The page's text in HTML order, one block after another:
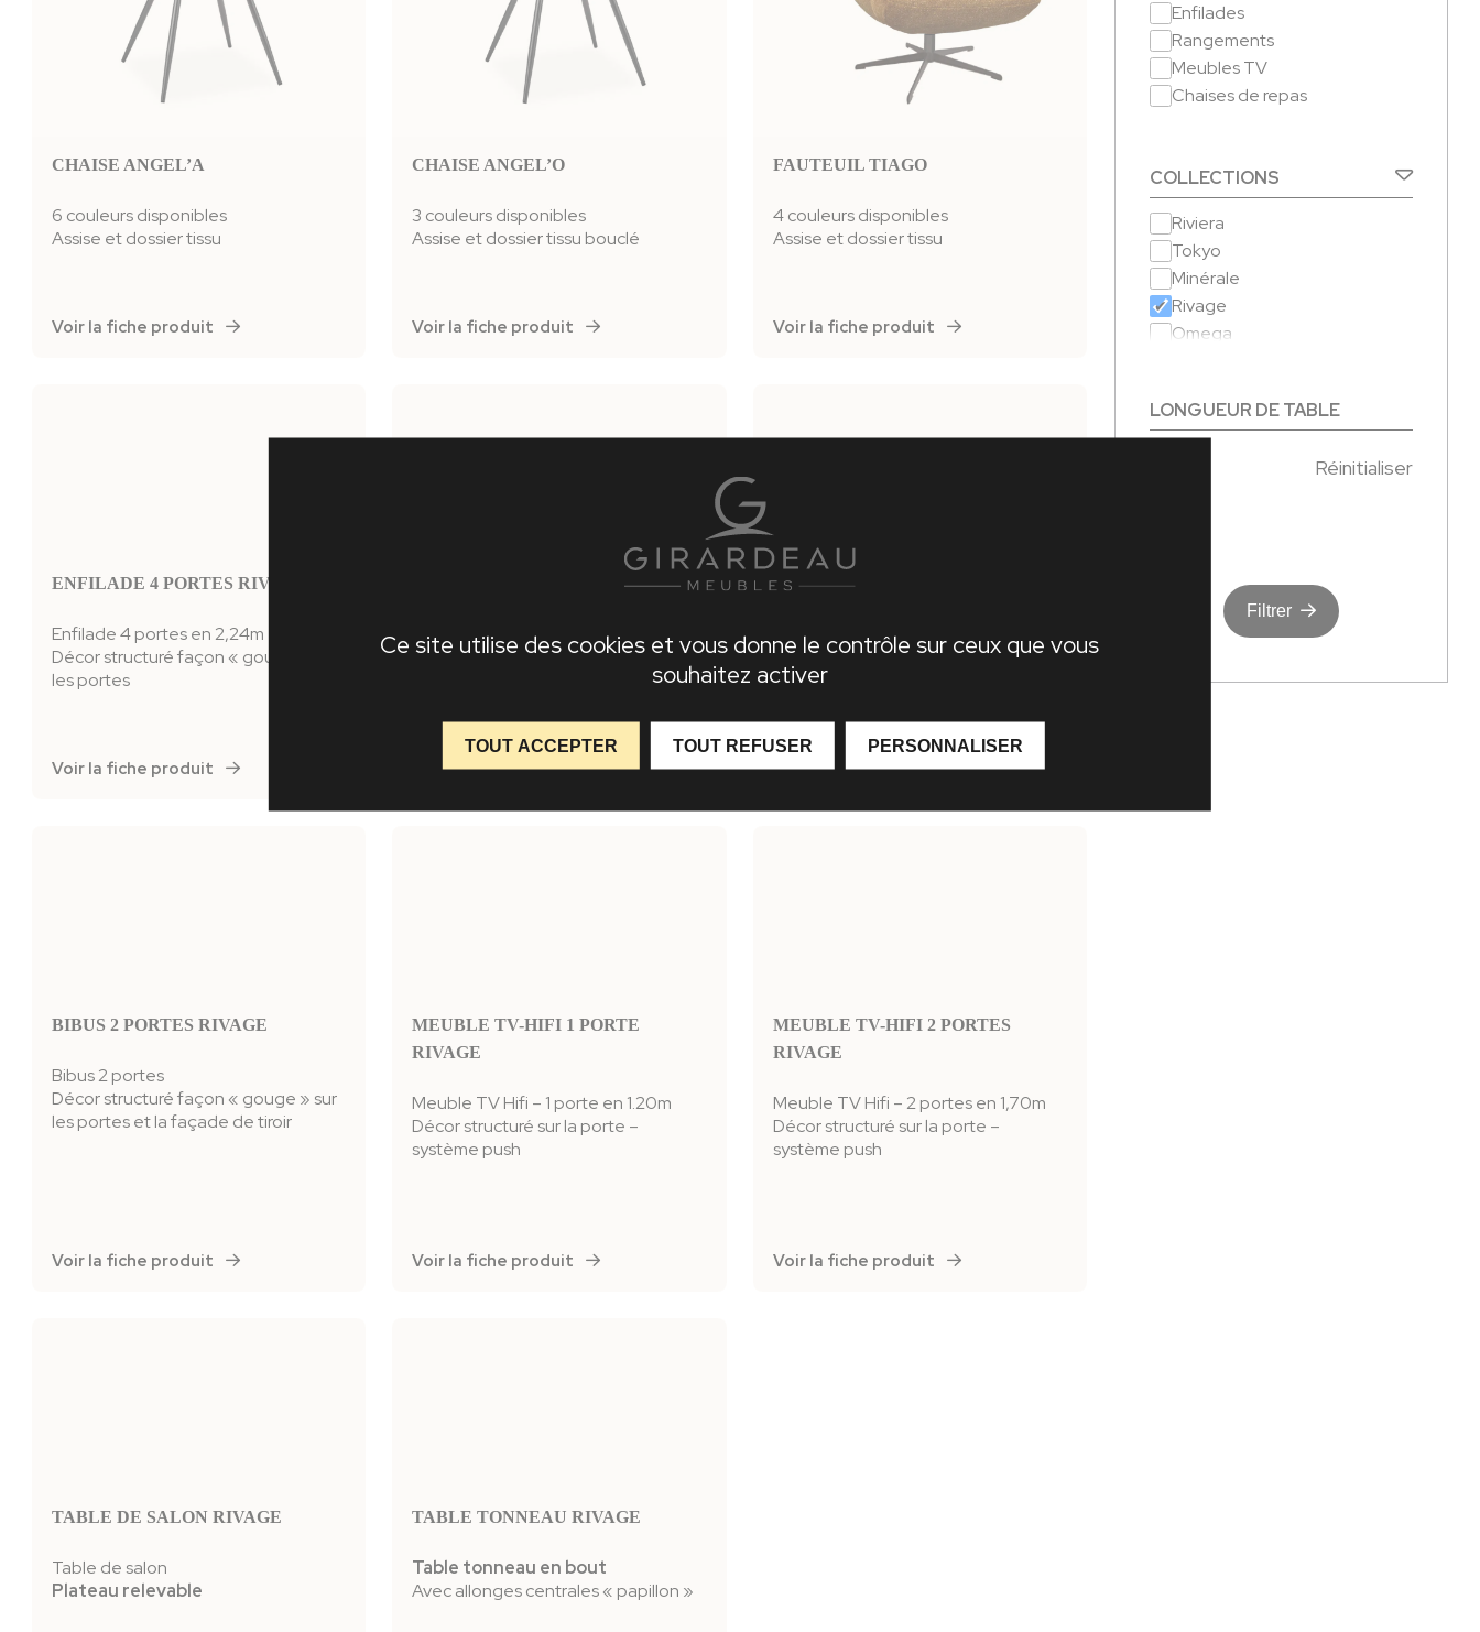
CHAISE ANGEL’A
6 couleurs disponibles
Assise et dossier tissu
Voir la fiche produit
CHAISE ANGEL’O
3 couleurs disponibles
Assise et dossier tissu bouclé
Voir la fiche produit
FAUTEUIL TIAGO
4 couleurs disponibles
Assise et dossier tissu
Voir la fiche produit
ENFILADE 4 PORTES RIVAGE
Enfilade 4 portes en 2,24m
Décor structuré façon « gouge » sur
les portes
Voir la fiche produit
ENFILADE 3 PORTES RIVAGE
Enfilade 3 portes en 1,95m
Décor structuré façon « gouge » sur
Voir la fiche produit
VITRINE 4 PORTES RIVAGE
Vitrine 4 portes
Décor structuré façon « gouge » sur
les portes
Voir la fiche produit
BIBUS 2 PORTES RIVAGE
Bibus 2 portes
Décor structuré façon « gouge » sur
les portes et la façade de tiroir
Voir la fiche produit
MEUBLE TV-HIFI 1 PORTE
RIVAGE
Meuble TV Hifi – 1 porte en 1.20m
Décor structuré sur la porte –
système push
Voir la fiche produit
MEUBLE TV-HIFI 2 PORTES
RIVAGE
Meuble TV Hifi – 2 portes en 1,70m
Décor structuré sur la porte –
système push
Voir la fiche produit
TABLE DE SALON RIVAGE
Table de salon
Plateau relevable
TABLE TONNEAU RIVAGE
Table tonneau en bout
Avec allonges centrales « papillon »
Enfilades
Rangements
Meubles TV
Chaises de repas
COLLECTIONS
Riviera
Tokyo
Minérale
Rivage
Omega
Malaga
Tables de repas déco
Tables de salon déco
LONGUEUR DE TABLE
Réinitialiser
Filtrer
Ce site utilise des cookies et vous donne le contrôle sur ceux que vous
souhaitez activer
TOUT ACCEPTER TOUT REFUSER PERSONNALISER